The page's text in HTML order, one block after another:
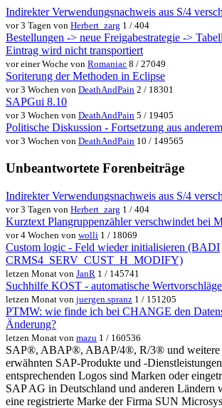
Indirekter Verwendungsnachweis aus S/4
vor 3 Tagen von Herbert_zarg 1 / 404
Bestellungen -> neue Freigabestrategie ->
Eintrag wird nicht transportiert
vor einer Woche von Romaniac 8 / 27049
Soriterung der Methoden in Eclipse
vor 3 Wochen von DeathAndPain 2 / 18301
SAPGui 8.10
vor 3 Wochen von DeathAndPain 5 / 19405
Politische Diskussion - Fortsetzung aus
vor 3 Wochen von DeathAndPain 10 / 149565
Unbeantwortete Forenbeiträge
Indirekter Verwendungsnachweis aus S/4
vor 3 Tagen von Herbert_zarg 1 / 404
Kurztext Plangruppenzähler verschwindet bei
vor 4 Wochen von wolli 1 / 18069
Custom logic - Feld wieder initialisieren (BADI
CRMS4_SERV_CUST_H_MODIFY)
letzen Monat von JanR 1 / 145741
Suchhilfe KOST - automatische Wertvorschläge
letzen Monat von juergen.spranz 1 / 151205
PTMW: wie finde ich bei CHANGE den
Änderung?
letzen Monat von mazu 1 / 160536
SAP®, ABAP®, ABAP/4®, R/3® und weitere
erwähnten SAP-Produkte und -
entsprechenden Logos sind Marken oder
SAP AG in Deutschland und anderen
eine registrierte Marke der Firma SUN